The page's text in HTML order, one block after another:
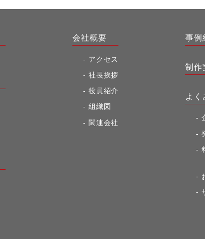
会社概要
アクセス
社長挨拶
役員紹介
組織図
関連会社
事例
制作
よく